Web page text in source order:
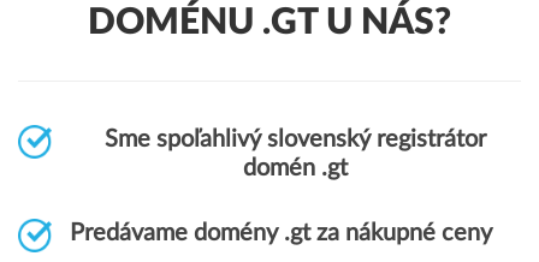
DOMÉNU .GT U NÁS?
Sme spoľahlivý slovenský registrátor
domén .gt
Predávame domény .gt za nákupné ceny